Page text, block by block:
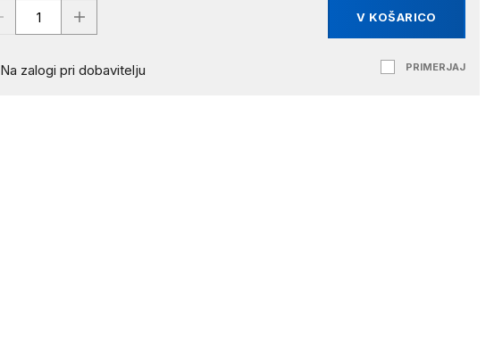
V KOŠARICO
Na zalogi pri dobavitelju PRIMERJAJ